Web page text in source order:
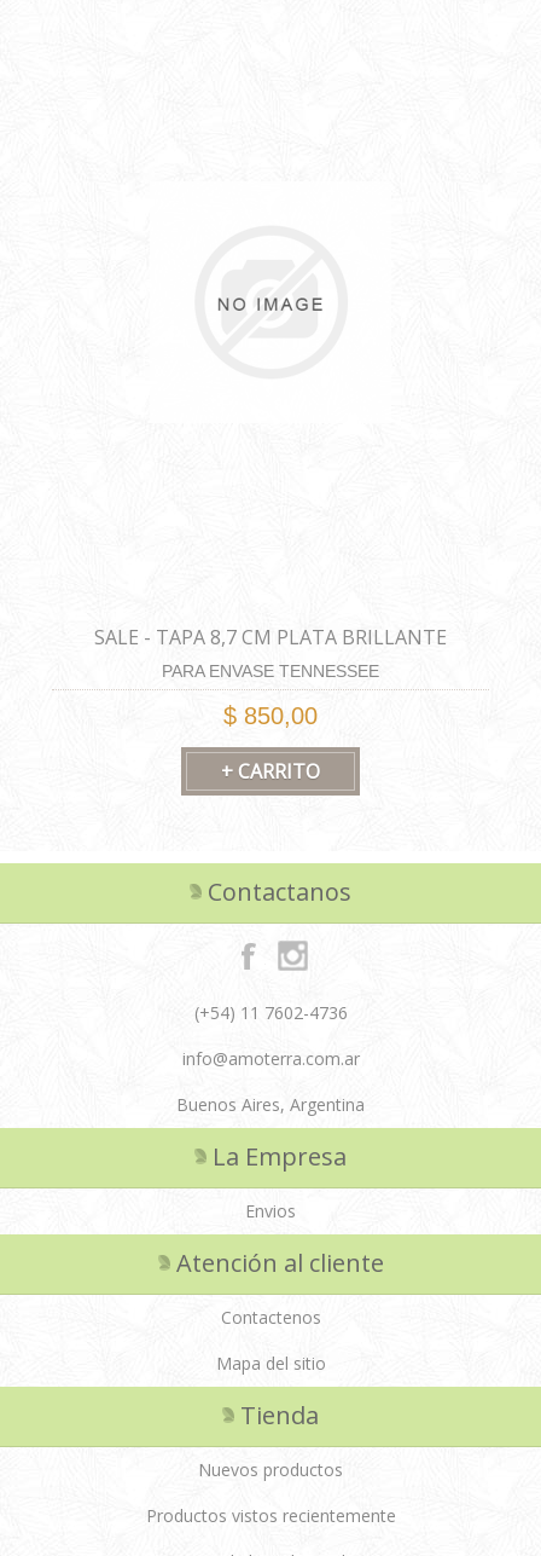
SALE - TAPA 8,7 CM PLATA BRILLANTE
PARA ENVASE TENNESSEE
$ 850,00
Contactanos
(+54) 11 7602-4736
info@amoterra.com.ar
Buenos Aires, Argentina
La Empresa
Envios
Atención al cliente
Contactenos
Mapa del sitio
Tienda
Nuevos productos
Productos vistos recientemente